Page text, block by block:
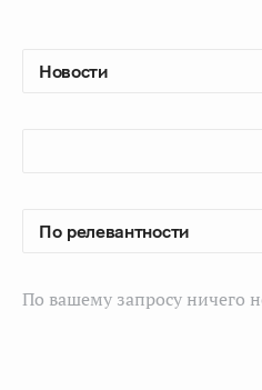
По вашему запросу ничего